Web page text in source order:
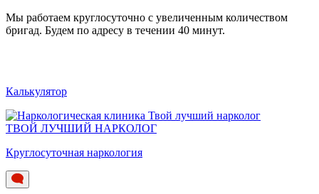
Мы работаем круглосуточно c увеличенным количеством
бригад. Будем по адресу в течении 40 минут.
Калькулятор
ТВОЙ ЛУЧШИЙ НАРКОЛОГ
Круглосуточная наркология